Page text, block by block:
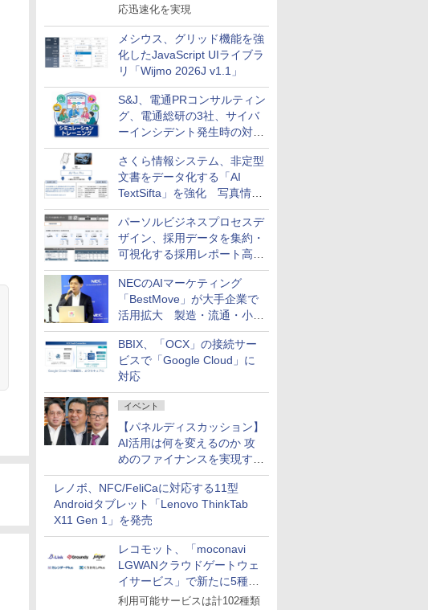
応迅速化を実現
メシウス、グリッド機能を強
化したJavaScript UIライブラ
リ「Wijmo 2026J v1.1」
S&J、電通PRコンサルティン
グ、電通総研の3社、サイバ
ーインシデント発生時の対応
と危機管理広報を一体的に訓
練するプログラムを提供
さくら情報システム、非定型
文書をデータ化する「AI
TextSifta」を強化 写真情報
のデータ化などに対応
パーソルビジネスプロセスデ
ザイン、採用データを集約・
可視化する採用レポート高速
化サービスを提供
NECのAIマーケティング
「BestMove」が大手企業で
活用拡大 製造・流通・小売
企業・広告代理店などが実装
フェーズへ
BBIX、「OCX」の接続サー
ビスで「Google Cloud」に
対応
イベント
【パネルディスカッション】
AI活用は何を変えるのか 攻
めのファイナンスを実現する
業務設計とマインドセット変
革
レノボ、NFC/FeliCaに対応する11型
Androidタブレット「Lenovo ThinkTab
X11 Gen 1」を発売
レコモット、「moconavi
LGWANクラウドゲートウェ
イサービス」で新たに5種類
のサービスと連携開始
利用可能サービスは計102種類